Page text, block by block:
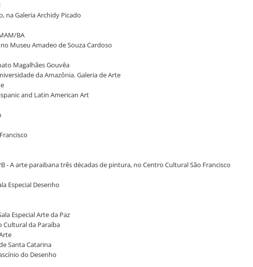
na Galeria Archidy Picado
BA
Museu Amadeo de Souza Cardoso
Magalhães Gouvêa
da Amazônia. Galeria de Arte
and Latin American Art
- A arte paraibana três décadas de pintura, no Centro Cultural São Francisco
Especial Desenho
Especial Arte da Paz
Cultural da Paraíba
Santa Catarina
do Desenho